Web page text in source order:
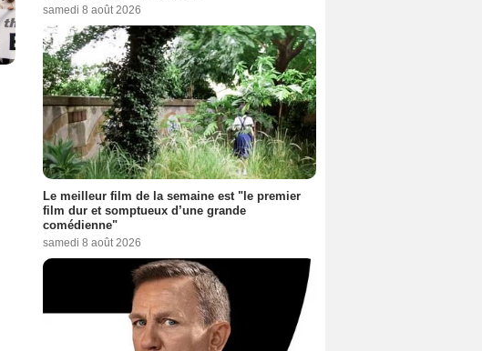
samedi 8 août 2026
Le meilleur film de la semaine est "le premier
film dur et somptueux d’une grande
comédienne"
samedi 8 août 2026